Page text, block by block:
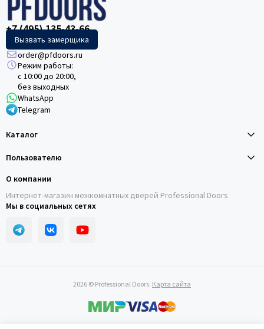
+7 (495) 135-43-66
Вызвать замерщика
order@pfdoors.ru
Режим работы:
с 10:00 до 20:00,
без выходных
WhatsApp
Telegram
Каталог
Пользователю
О компании
Интернет-магазин межкомнатных дверей Professional Doors
Мы в социальных сетях
2026 © Professional Doors. Карта сайта